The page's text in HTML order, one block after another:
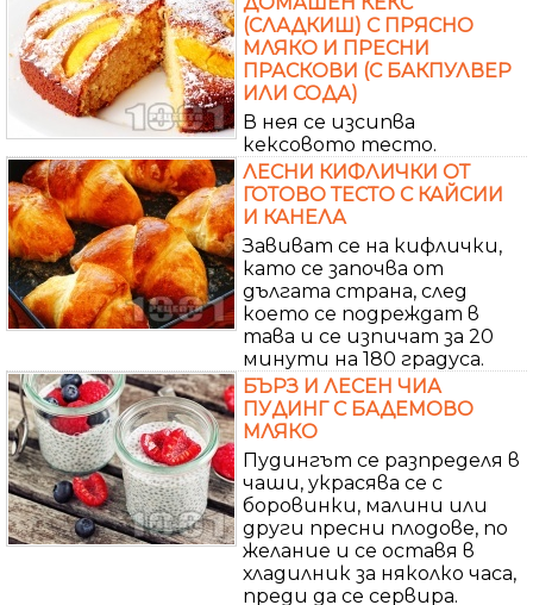
(СЛАДКИШ) С ПРЯСНО
МЛЯКО И ПРЕСНИ
ПРАСКОВИ (С БАКПУЛВЕР
ИЛИ СОДА)
В нея се изсипва
кексовото тесто.
ЛЕСНИ КИФЛИЧКИ ОТ
ГОТОВО ТЕСТО С КАЙСИИ
И КАНЕЛА
Завиват се на кифлички,
като се започва от
дългата страна, след
което се подреждат в
тава и се изпичат за 20
минути на 180 градуса.
БЪРЗ И ЛЕСЕН ЧИА
ПУДИНГ С БАДЕМОВО
МЛЯКО
Пудингът се разпределя в
чаши, украсява се с
боровинки, малини или
други пресни плодове, по
желание и се оставя в
хладилник за няколко часа,
преди да се сервира.